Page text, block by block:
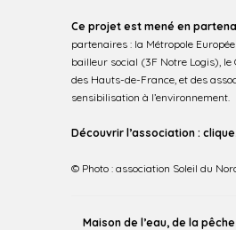
Ce projet est mené en
partenaires : la Métropole
bailleur social (3F Notre Logis), le
des Hauts-de-France, et des
sensibilisation à l’environnement.
Découvrir l’association :
© Photo : association Soleil du
Maison de l’eau, de la